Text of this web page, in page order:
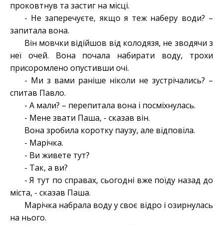
проковтнув та застиг на місці.
- Не заперечуєте, якщо я теж наберу води? –
запитала вона.
Він мовчки відійшов від колодязя, не зводячи з
неї очей. Вона почала набирати воду, трохи
присоромлено опустивши очі.
- Ми з вами раніше ніколи не зустрічались? –
спитав Павло.
- А мали? – перепитала вона і посміхнулась.
- Мене звати Паша, - сказав він.
Вона зробила коротку паузу, але відповіла.
- Марічка.
- Ви живете тут?
- Так, а ви?
- Я тут по справах, сьогодні вже поїду назад до
міста, - сказав Паша.
Марічка набрала воду у своє відро і озирнулась
на нього.